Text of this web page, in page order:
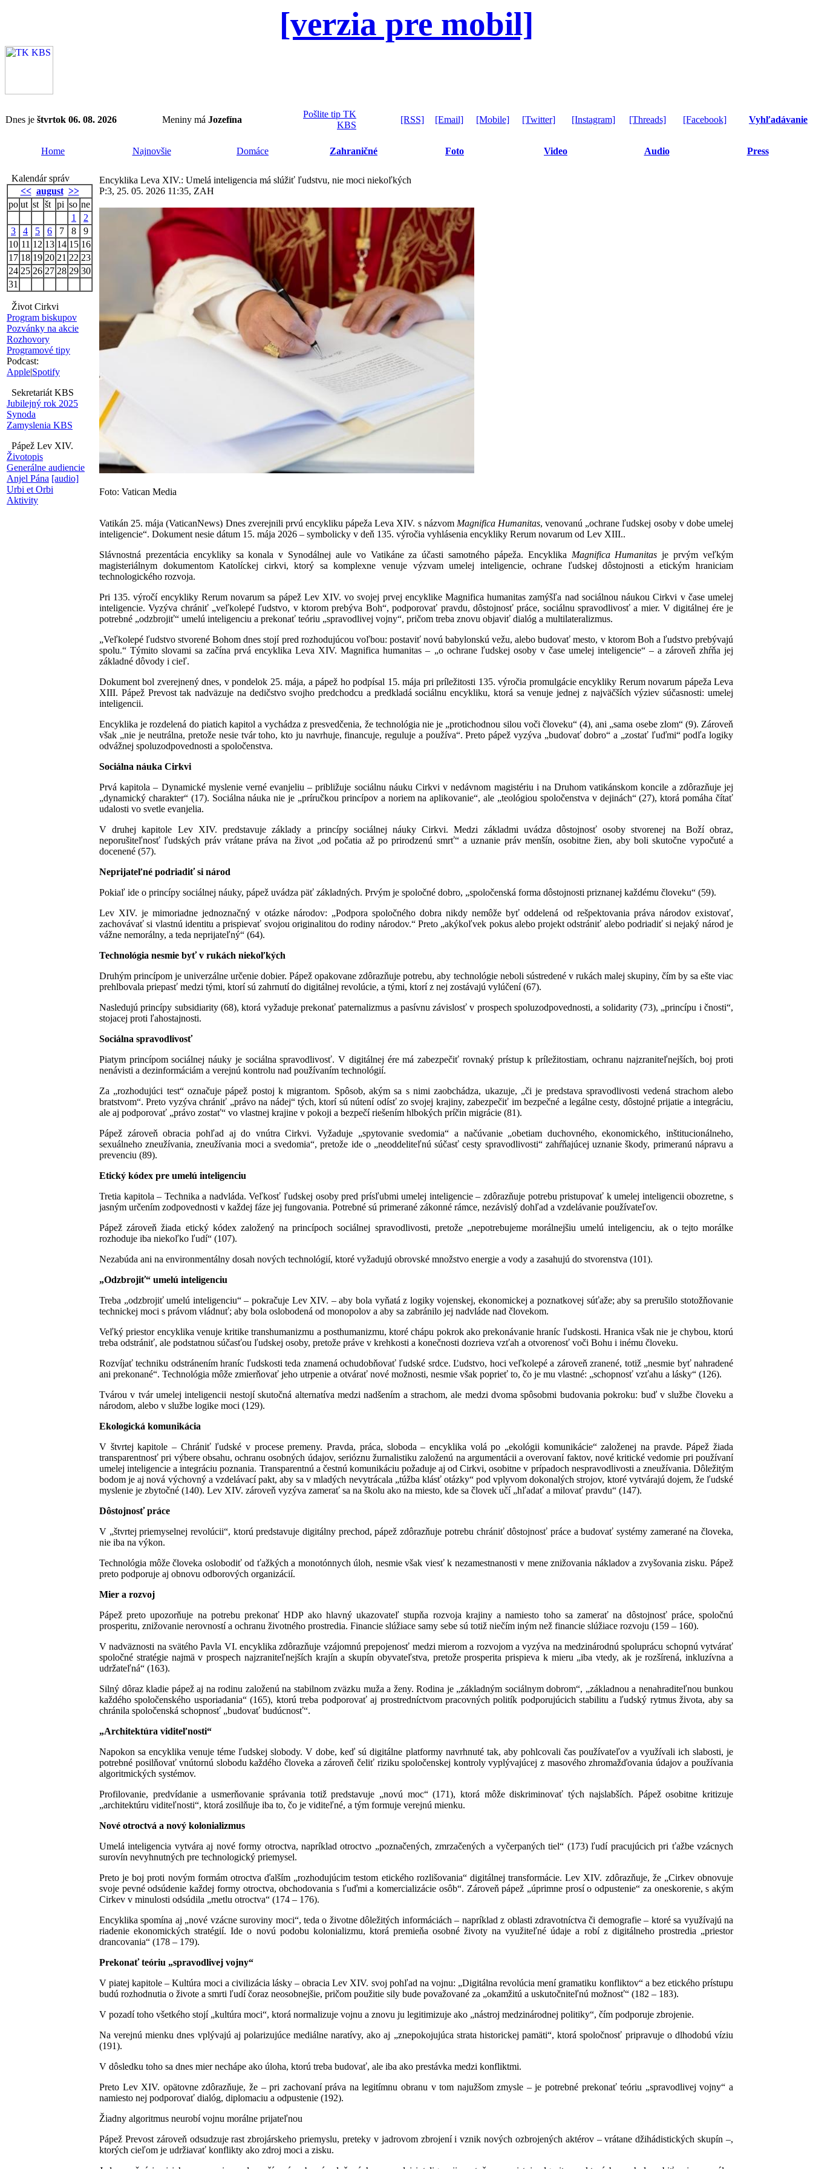
[verzia pre mobil]
Dnes je štvrtok 06. 08. 2026 Meniny má Jozefína
Pošlite tip TK
KBS
[RSS] [Email] [Mobile] [Twitter] [Instagram] [Threads] [Facebook] Vyhľadávanie
Home Najnovšie Domáce Zahraničné Foto Video Audio Press
Kalendár správ
<< august >>
po ut st št pi so ne
1
2
3
4 5 6 7 8
9
10 11 12 13 14 15 16
17 18 19 20 21 22 23
24 25 26 27 28 29 30
31
Život Cirkvi
Program biskupov
Pozvánky na akcie
Rozhovory
Programové tipy
Podcast:
Apple|Spotify
Sekretariát KBS
Jubilejný rok 2025
Synoda
Zamyslenia KBS
Pápež Lev XIV.
Životopis
Generálne audiencie
Anjel Pána [audio]
Urbi et Orbi
Aktivity
Encyklika Leva XIV.: Umelá inteligencia má slúžiť ľudstvu, nie moci niekoľkých
P:3, 25. 05. 2026 11:35, ZAH
Foto: Vatican Media
Vatikán 25. mája (VaticanNews) Dnes zverejnili prvú encykliku pápeža Leva XIV. s názvom Magnifica Humanitas, venovanú „ochrane ľudskej osoby v dobe umelej
inteligencie“. Dokument nesie dátum 15. mája 2026 – symbolicky v deň 135. výročia vyhlásenia encykliky Rerum novarum od Lev XIII..
Slávnostná prezentácia encykliky sa konala v Synodálnej aule vo Vatikáne za účasti samotného pápeža. Encyklika Magnifica Humanitas je prvým veľkým
magisteriálnym dokumentom Katolíckej cirkvi, ktorý sa komplexne venuje výzvam umelej inteligencie, ochrane ľudskej dôstojnosti a etickým hraniciam
technologického rozvoja.
Pri 135. výročí encykliky Rerum novarum sa pápež Lev XIV. vo svojej prvej encyklike Magnifica humanitas zamýšľa nad sociálnou náukou Cirkvi v čase umelej
inteligencie. Vyzýva chrániť „veľkolepé ľudstvo, v ktorom prebýva Boh“, podporovať pravdu, dôstojnosť práce, sociálnu spravodlivosť a mier. V digitálnej ére je
potrebné „odzbrojiť“ umelú inteligenciu a prekonať teóriu „spravodlivej vojny“, pričom treba znovu objaviť dialóg a multilateralizmus.
„Veľkolepé ľudstvo stvorené Bohom dnes stojí pred rozhodujúcou voľbou: postaviť novú babylonskú vežu, alebo budovať mesto, v ktorom Boh a ľudstvo prebývajú
spolu.“ Týmito slovami sa začína prvá encyklika Leva XIV. Magnifica humanitas – „o ochrane ľudskej osoby v čase umelej inteligencie“ – a zároveň zhŕňa jej
základné dôvody i cieľ.
Dokument bol zverejnený dnes, v pondelok 25. mája, a pápež ho podpísal 15. mája pri príležitosti 135. výročia promulgácie encykliky Rerum novarum pápeža Leva
XIII. Pápež Prevost tak nadväzuje na dedičstvo svojho predchodcu a predkladá sociálnu encykliku, ktorá sa venuje jednej z najväčších výziev súčasnosti: umelej
inteligencii.
Encyklika je rozdelená do piatich kapitol a vychádza z presvedčenia, že technológia nie je „protichodnou silou voči človeku“ (4), ani „sama osebe zlom“ (9). Zároveň
však „nie je neutrálna, pretože nesie tvár toho, kto ju navrhuje, financuje, reguluje a používa“. Preto pápež vyzýva „budovať dobro“ a „zostať ľuďmi“ podľa logiky
odvážnej spoluzodpovednosti a spoločenstva.
Sociálna náuka Cirkvi
Prvá kapitola – Dynamické myslenie verné evanjeliu – približuje sociálnu náuku Cirkvi v nedávnom magistériu i na Druhom vatikánskom koncile a zdôrazňuje jej
„dynamický charakter“ (17). Sociálna náuka nie je „príručkou princípov a noriem na aplikovanie“, ale „teológiou spoločenstva v dejinách“ (27), ktorá pomáha čítať
udalosti vo svetle evanjelia.
V druhej kapitole Lev XIV. predstavuje základy a princípy sociálnej náuky Cirkvi. Medzi základmi uvádza dôstojnosť osoby stvorenej na Boží obraz,
neporušiteľnosť ľudských práv vrátane práva na život „od počatia až po prirodzenú smrť“ a uznanie práv menšín, osobitne žien, aby boli skutočne vypočuté a
docenené (57).
Neprijateľné podriadiť si národ
Pokiaľ ide o princípy sociálnej náuky, pápež uvádza päť základných. Prvým je spoločné dobro, „spoločenská forma dôstojnosti priznanej každému človeku“ (59).
Lev XIV. je mimoriadne jednoznačný v otázke národov: „Podpora spoločného dobra nikdy nemôže byť oddelená od rešpektovania práva národov existovať,
zachovávať si vlastnú identitu a prispievať svojou originalitou do rodiny národov.“ Preto „akýkoľvek pokus alebo projekt odstrániť alebo podriadiť si nejaký národ je
vážne nemorálny, a teda neprijateľný“ (64).
Technológia nesmie byť v rukách niekoľkých
Druhým princípom je univerzálne určenie dobier. Pápež opakovane zdôrazňuje potrebu, aby technológie neboli sústredené v rukách malej skupiny, čím by sa ešte viac
prehlbovala priepasť medzi tými, ktorí sú zahrnutí do digitálnej revolúcie, a tými, ktorí z nej zostávajú vylúčení (67).
Nasledujú princípy subsidiarity (68), ktorá vyžaduje prekonať paternalizmus a pasívnu závislosť v prospech spoluzodpovednosti, a solidarity (73), „princípu i čnosti“,
stojacej proti ľahostajnosti.
Sociálna spravodlivosť
Piatym princípom sociálnej náuky je sociálna spravodlivosť. V digitálnej ére má zabezpečiť rovnaký prístup k príležitostiam, ochranu najzraniteľnejších, boj proti
nenávisti a dezinformáciám a verejnú kontrolu nad používaním technológií.
Za „rozhodujúci test“ označuje pápež postoj k migrantom. Spôsob, akým sa s nimi zaobchádza, ukazuje, „či je predstava spravodlivosti vedená strachom alebo
bratstvom“. Preto vyzýva chrániť „právo na nádej“ tých, ktorí sú nútení odísť zo svojej krajiny, zabezpečiť im bezpečné a legálne cesty, dôstojné prijatie a integráciu,
ale aj podporovať „právo zostať“ vo vlastnej krajine v pokoji a bezpečí riešením hlbokých príčin migrácie (81).
Pápež zároveň obracia pohľad aj do vnútra Cirkvi. Vyžaduje „spytovanie svedomia“ a načúvanie „obetiam duchovného, ekonomického, inštitucionálneho,
sexuálneho zneužívania, zneužívania moci a svedomia“, pretože ide o „neoddeliteľnú súčasť cesty spravodlivosti“ zahŕňajúcej uznanie škody, primeranú nápravu a
prevenciu (89).
Etický kódex pre umelú inteligenciu
Tretia kapitola – Technika a nadvláda. Veľkosť ľudskej osoby pred prísľubmi umelej inteligencie – zdôrazňuje potrebu pristupovať k umelej inteligencii obozretne, s
jasným určením zodpovednosti v každej fáze jej fungovania. Potrebné sú primerané zákonné rámce, nezávislý dohľad a vzdelávanie používateľov.
Pápež zároveň žiada etický kódex založený na princípoch sociálnej spravodlivosti, pretože „nepotrebujeme morálnejšiu umelú inteligenciu, ak o tejto morálke
rozhoduje iba niekoľko ľudí“ (107).
Nezabúda ani na environmentálny dosah nových technológií, ktoré vyžadujú obrovské množstvo energie a vody a zasahujú do stvorenstva (101).
„Odzbrojiť“ umelú inteligenciu
Treba „odzbrojiť umelú inteligenciu“ – pokračuje Lev XIV. – aby bola vyňatá z logiky vojenskej, ekonomickej a poznatkovej súťaže; aby sa prerušilo stotožňovanie
technickej moci s právom vládnuť; aby bola oslobodená od monopolov a aby sa zabránilo jej nadvláde nad človekom.
Veľký priestor encyklika venuje kritike transhumanizmu a posthumanizmu, ktoré chápu pokrok ako prekonávanie hraníc ľudskosti. Hranica však nie je chybou, ktorú
treba odstrániť, ale podstatnou súčasťou ľudskej osoby, pretože práve v krehkosti a konečnosti dozrieva vzťah a otvorenosť voči Bohu i inému človeku.
Rozvíjať techniku odstránením hraníc ľudskosti teda znamená ochudobňovať ľudské srdce. Ľudstvo, hoci veľkolepé a zároveň zranené, totiž „nesmie byť nahradené
ani prekonané“. Technológia môže zmierňovať jeho utrpenie a otvárať nové možnosti, nesmie však poprieť to, čo je mu vlastné: „schopnosť vzťahu a lásky“ (126).
Tvárou v tvár umelej inteligencii nestojí skutočná alternatíva medzi nadšením a strachom, ale medzi dvoma spôsobmi budovania pokroku: buď v službe človeku a
národom, alebo v službe logike moci (129).
Ekologická komunikácia
V štvrtej kapitole – Chrániť ľudské v procese premeny. Pravda, práca, sloboda – encyklika volá po „ekológii komunikácie“ založenej na pravde. Pápež žiada
transparentnosť pri výbere obsahu, ochranu osobných údajov, serióznu žurnalistiku založenú na argumentácii a overovaní faktov, nové kritické vedomie pri používaní
umelej inteligencie a integráciu poznania. Transparentnú a čestnú komunikáciu požaduje aj od Cirkvi, osobitne v prípadoch nespravodlivosti a zneužívania. Dôležitým
bodom je aj nová výchovný a vzdelávací pakt, aby sa v mladých nevytrácala „túžba klásť otázky“ pod vplyvom dokonalých strojov, ktoré vytvárajú dojem, že ľudské
myslenie je zbytočné (140). Lev XIV. zároveň vyzýva zamerať sa na školu ako na miesto, kde sa človek učí „hľadať a milovať pravdu“ (147).
Dôstojnosť práce
V „štvrtej priemyselnej revolúcii“, ktorú predstavuje digitálny prechod, pápež zdôrazňuje potrebu chrániť dôstojnosť práce a budovať systémy zamerané na človeka,
nie iba na výkon.
Technológia môže človeka oslobodiť od ťažkých a monotónnych úloh, nesmie však viesť k nezamestnanosti v mene znižovania nákladov a zvyšovania zisku. Pápež
preto podporuje aj obnovu odborových organizácií.
Mier a rozvoj
Pápež preto upozorňuje na potrebu prekonať HDP ako hlavný ukazovateľ stupňa rozvoja krajiny a namiesto toho sa zamerať na dôstojnosť práce, spoločnú
prosperitu, znižovanie nerovností a ochranu životného prostredia. Financie slúžiace samy sebe sú totiž niečím iným než financie slúžiace rozvoju (159 – 160).
V nadväznosti na svätého Pavla VI. encyklika zdôrazňuje vzájomnú prepojenosť medzi mierom a rozvojom a vyzýva na medzinárodnú spoluprácu schopnú vytvárať
spoločné stratégie najmä v prospech najzraniteľnejších krajín a skupín obyvateľstva, pretože prosperita prispieva k mieru „iba vtedy, ak je rozšírená, inkluzívna a
udržateľná“ (163).
Silný dôraz kladie pápež aj na rodinu založenú na stabilnom zväzku muža a ženy. Rodina je „základným sociálnym dobrom“, „základnou a nenahraditeľnou bunkou
každého spoločenského usporiadania“ (165), ktorú treba podporovať aj prostredníctvom pracovných politík podporujúcich stabilitu a ľudský rytmus života, aby sa
chránila spoločenská schopnosť „budovať budúcnosť“.
„Architektúra viditeľnosti“
Napokon sa encyklika venuje téme ľudskej slobody. V dobe, keď sú digitálne platformy navrhnuté tak, aby pohlcovali čas používateľov a využívali ich slabosti, je
potrebné posilňovať vnútornú slobodu každého človeka a zároveň čeliť riziku spoločenskej kontroly vyplývajúcej z masového zhromažďovania údajov a používania
algoritmických systémov.
Profilovanie, predvídanie a usmerňovanie správania totiž predstavuje „novú moc“ (171), ktorá môže diskriminovať tých najslabších. Pápež osobitne kritizuje
„architektúru viditeľnosti“, ktorá zosilňuje iba to, čo je viditeľné, a tým formuje verejnú mienku.
Nové otroctvá a nový kolonializmus
Umelá inteligencia vytvára aj nové formy otroctva, napríklad otroctvo „poznačených, zmrzačených a vyčerpaných tiel“ (173) ľudí pracujúcich pri ťažbe vzácnych
surovín nevyhnutných pre technologický priemysel.
Preto je boj proti novým formám otroctva ďalším „rozhodujúcim testom etického rozlišovania“ digitálnej transformácie. Lev XIV. zdôrazňuje, že „Cirkev obnovuje
svoje pevné odsúdenie každej formy otroctva, obchodovania s ľuďmi a komercializácie osôb“. Zároveň pápež „úprimne prosí o odpustenie“ za oneskorenie, s akým
Cirkev v minulosti odsúdila „metlu otroctva“ (174 – 176).
Encyklika spomína aj „nové vzácne suroviny moci“, teda o životne dôležitých informáciách – napríklad z oblasti zdravotníctva či demografie – ktoré sa využívajú na
riadenie ekonomických stratégií. Ide o novú podobu kolonializmu, ktorá premieňa osobné životy na využiteľné údaje a robí z digitálneho prostredia „priestor
drancovania“ (178 – 179).
Prekonať teóriu „spravodlivej vojny“
V piatej kapitole – Kultúra moci a civilizácia lásky – obracia Lev XIV. svoj pohľad na vojnu: „Digitálna revolúcia mení gramatiku konfliktov“ a bez etického prístupu
budú rozhodnutia o živote a smrti ľudí čoraz neosobnejšie, pričom použitie sily bude považované za „okamžitú a uskutočniteľnú možnosť“ (182 – 183).
V pozadí toho všetkého stojí „kultúra moci“, ktorá normalizuje vojnu a znovu ju legitimizuje ako „nástroj medzinárodnej politiky“, čím podporuje zbrojenie.
Na verejnú mienku dnes vplývajú aj polarizujúce mediálne naratívy, ako aj „znepokojujúca strata historickej pamäti“, ktorá spoločnosť pripravuje o dlhodobú víziu
(191).
V dôsledku toho sa dnes mier nechápe ako úloha, ktorú treba budovať, ale iba ako prestávka medzi konfliktmi.
Preto Lev XIV. opätovne zdôrazňuje, že – pri zachovaní práva na legitímnu obranu v tom najužšom zmysle – je potrebné prekonať teóriu „spravodlivej vojny“ a
namiesto nej podporovať dialóg, diplomaciu a odpustenie (192).
Žiadny algoritmus neurobí vojnu morálne prijateľnou
Pápež Prevost zároveň odsudzuje rast zbrojárskeho priemyslu, preteky v jadrovom zbrojení i vznik nových ozbrojených aktérov – vrátane džihádistických skupín –,
ktorých cieľom je udržiavať konflikty ako zdroj moci a zisku.